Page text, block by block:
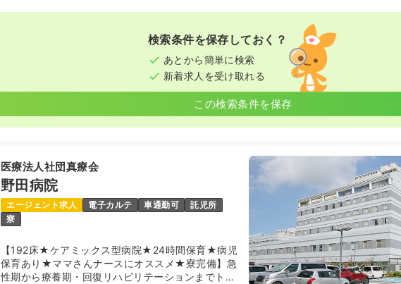
検索条件を保存しておく？
あとから簡単に検索
新着求人を受け取れる
この検索条件を保存
医療法人社団真療会
野田病院
エージェント求人 電子カルテ 車通勤可
託児所
寮
【192床★ケアミックス型病院★24時間保育★病児
保育あり★ママさんナースにオススメ★寮完備】急
性期から療養期・回復リハビリテーションまでトー